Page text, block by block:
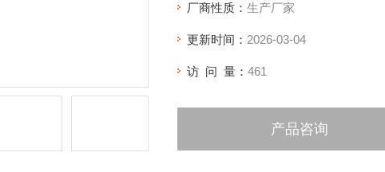
厂商性质： 生产厂家
更新时间： 2026-03-04
访 问 量： 461
产品咨询